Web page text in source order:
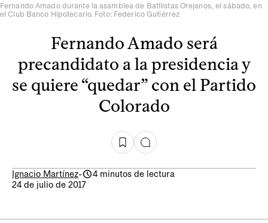
Fernando Amado durante la asamblea de Batllistas Orejanos, el sábado, en
el Club Banco Hipotecario. Foto: Federico Gutiérrez
Fernando Amado será
precandidato a la presidencia y
se quiere “quedar” con el Partido
Colorado
Ignacio Martínez-
4 minutos de lectura
24 de julio de 2017